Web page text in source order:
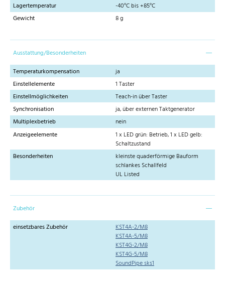
Lagertemperatur
-40°C bis +85°C
Gewicht
8 g
Ausstattung/Besonderheiten
Temperaturkompensation
ja
Einstellelemente
1 Taster
Einstellmöglichkeiten
Teach-in über Taster
Synchronisation
ja, über externen Taktgenerator
Multiplexbetrieb
nein
Anzeigeelemente
1 x LED grün: Betrieb, 1 x LED gelb:
Schaltzustand
Besonderheiten
kleinste quaderförmige Bauform
schlankes Schallfeld
UL Listed
Zubehör
einsetzbares Zubehör
KST4A-2/M8
KST4A-5/M8
KST4G-2/M8
KST4G-5/M8
SoundPipe sks1